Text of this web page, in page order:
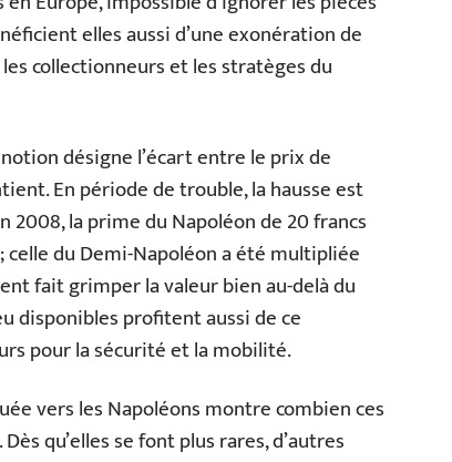
elles aussi d’une exonération de
collectionneurs et les stratèges du
désigne l’écart entre le prix de
En période de trouble, la hausse est
la prime du Napoléon de 20 francs
celle du Demi-Napoléon a été multipliée
fait grimper la valeur bien au-delà du
disponibles profitent aussi de ce
pour la sécurité et la mobilité.
vers les Napoléons montre combien ces
qu’elles se font plus rares, d’autres